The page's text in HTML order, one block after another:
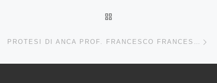
PROTESI DI ANCA PROF. FRANCESCO FRANCESCHI